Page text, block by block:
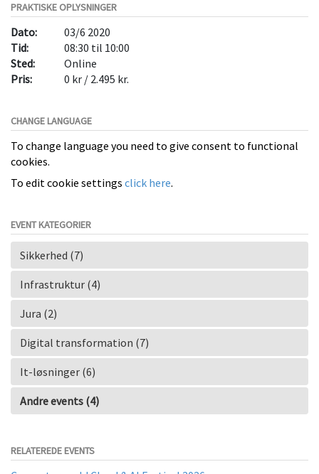
PRAKTISKE OPLYSNINGER
Dato:
03/6 2020
Tid:
08:30 til 10:00
Sted:
Online
Pris:
0 kr / 2.495 kr.
CHANGE LANGUAGE
To change language you need to give consent to functional
cookies.
To edit cookie settings click here.
EVENT KATEGORIER
Sikkerhed (7)
Infrastruktur (4)
Jura (2)
Digital transformation (7)
It-løsninger (6)
Andre events (4)
RELATEREDE EVENTS